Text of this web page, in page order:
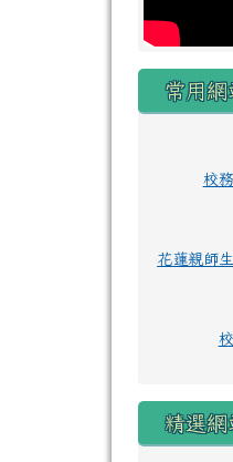
常用網
校
花蓮親師
精選網